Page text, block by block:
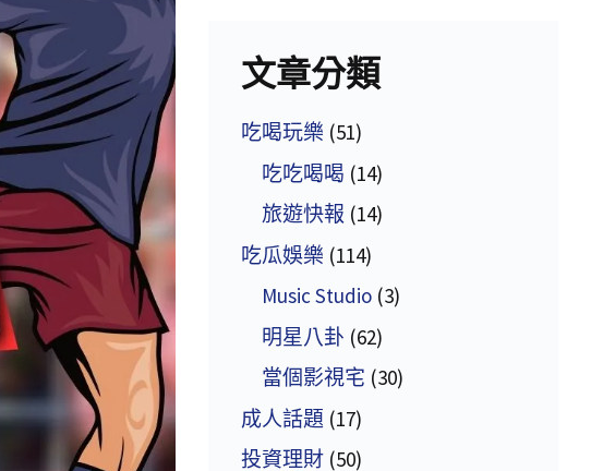
文章分類
吃喝玩樂 (51)
吃吃喝喝 (14)
旅遊快報 (14)
吃瓜娛樂 (114)
Music Studio (3)
明星八卦 (62)
當個影視宅 (30)
成人話題 (17)
投資理財 (50)